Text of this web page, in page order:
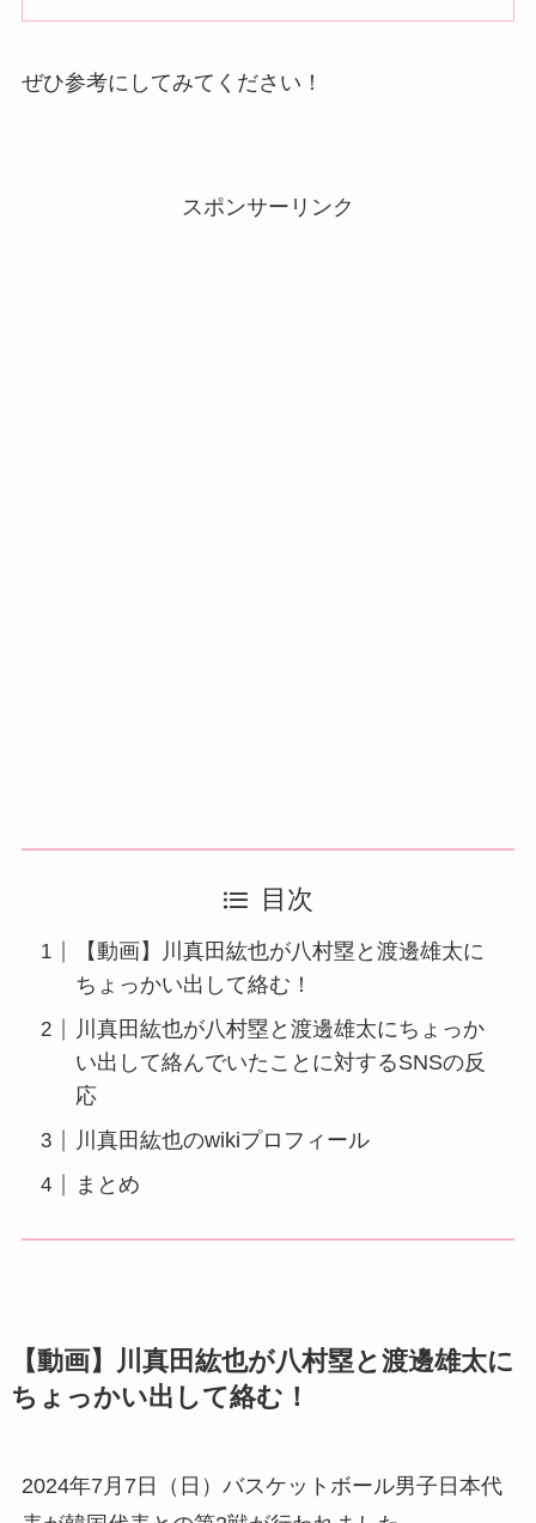
ぜひ参考にしてみてください！
スポンサーリンク
目次
【動画】川真田紘也が八村塁と渡邊雄太に
ちょっかい出して絡む！
川真田紘也が八村塁と渡邊雄太にちょっか
い出して絡んでいたことに対するSNSの反
応
川真田紘也のwikiプロフィール
まとめ
【動画】川真田紘也が八村塁と渡邊雄太に
ちょっかい出して絡む！
2024年7月7日（日）バスケットボール男子日本代